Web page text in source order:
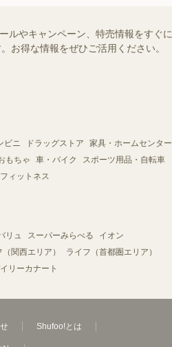
ルやキャンペーン、特売情報をすぐに
お得な情報をぜひご活用ください。
ビニ ドラッグストア
家具・ホームセンター
もちゃ 車・バイク
スポーツ用品・自転車
ィットネス
リュ スーパーみらべる
イオン
関西エリア）
ライフ（首都圏エリア）
リーカナート
Shufoo!とは